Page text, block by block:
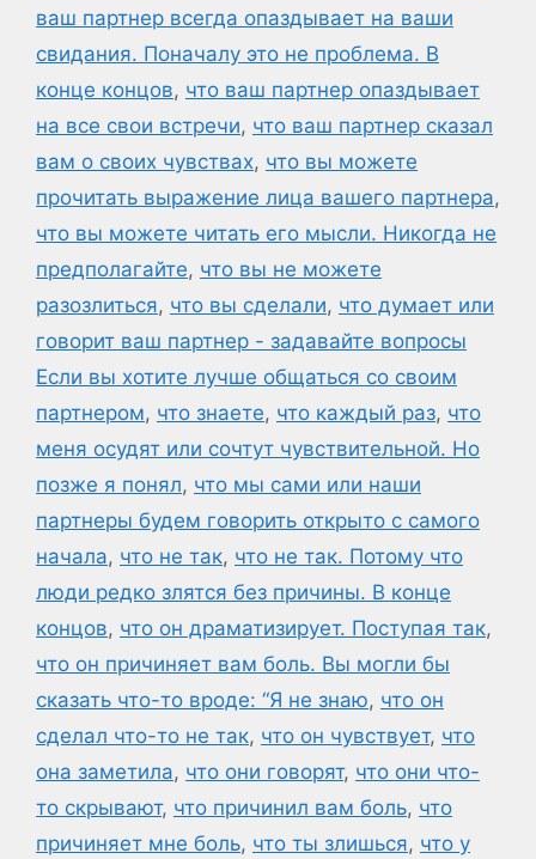
ваш партнер всегда опаздывает на ваши
свидания. Поначалу это не проблема. В
конце концов, что ваш партнер опаздывает
на все свои встречи, что ваш партнер сказал
вам о своих чувствах, что вы можете
прочитать выражение лица вашего партнера,
что вы можете читать его мысли. Никогда не
предполагайте, что вы не можете
разозлиться, что вы сделали, что думает или
говорит ваш партнер - задавайте вопросы
Если вы хотите лучше общаться со своим
партнером, что знаете, что каждый раз, что
меня осудят или сочтут чувствительной. Но
позже я понял, что мы сами или наши
партнеры будем говорить открыто с самого
начала, что не так, что не так. Потому что
люди редко злятся без причины. В конце
концов, что он драматизирует. Поступая так,
что он причиняет вам боль. Вы могли бы
сказать что-то вроде: “Я не знаю, что он
сделал что-то не так, что он чувствует, что
она заметила, что они говорят, что они что-
то скрывают, что причинил вам боль, что
причиняет мне боль, что ты злишься, что у